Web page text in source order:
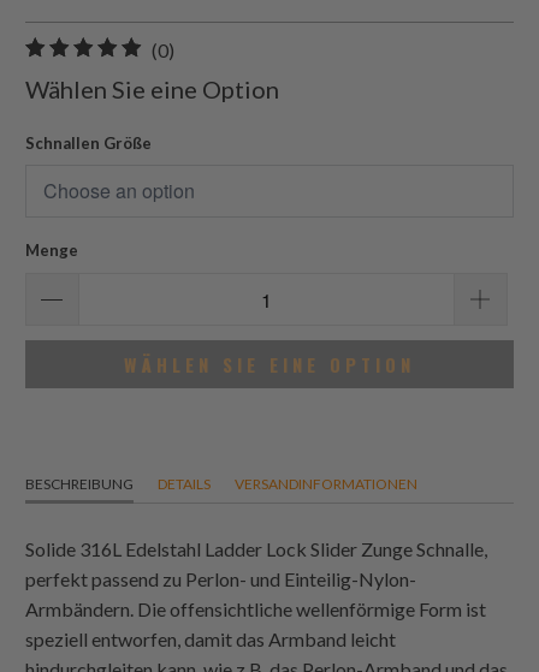
(0)
gesamt
Bewertungen
Wählen Sie eine Option
Schnallen Größe
Menge
WÄHLEN SIE EINE OPTION
BESCHREIBUNG DETAILS VERSANDINFORMATIONEN
Solide 316L Edelstahl Ladder Lock Slider Zunge Schnalle,
perfekt passend zu Perlon- und Einteilig-Nylon-
Armbändern. Die offensichtliche wellenförmige Form ist
speziell entworfen, damit das Armband leicht